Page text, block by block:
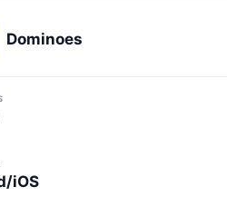
Dominoes
iOS